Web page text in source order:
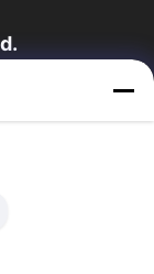
Fabrik wurde
Suzhou, Provinz